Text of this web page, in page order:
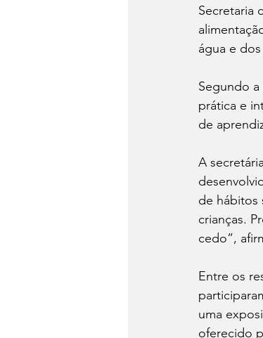
Secretaria
água e
Segundo
prática e
de
A
de hábitos
crianças.
cedo”,
Entre os
uma
oferecido